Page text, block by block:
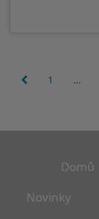
1 …
Domů
Novinky